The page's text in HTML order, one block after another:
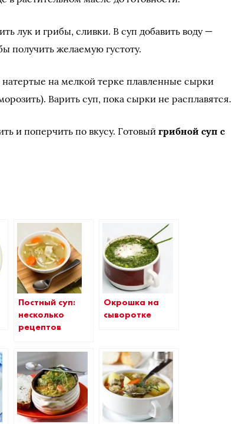
лук и грибы, сливки. В суп добавить воду —
получить желаемую густоту.
на мелкой терке плавленные сырки
Варить суп, пока сырки не расплавятся.
и поперчить по вкусу. Готовыйгрибной суп с
Постный суп:
несколько
рецептов
Окрошка на
сыворотке